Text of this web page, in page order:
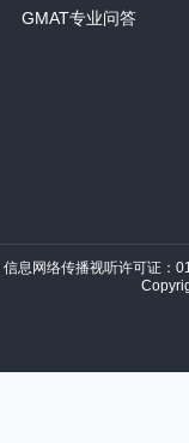
GMAT专业问答
信息网络传播视听许可证：